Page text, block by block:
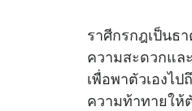
ราศีกรกฎเป็นธ
ความสะดวกแล
เพื่อพาตัวเองไ
ความท้าทายให้